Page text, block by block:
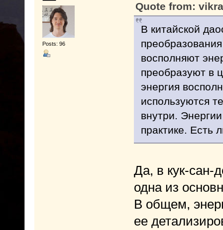
Posts: 96
Quote from:
В китайской
восполняют
преобразуют в
энергия
используются
внутри.
практике. Есть
Да, в кук-сан-
одна из
В общем,
ее